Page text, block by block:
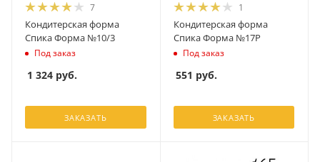
7
Кондитерская форма
Спика Форма №10/3
Под заказ
1 324 руб.
ЗАКАЗАТЬ
1
Кондитерская форма
Спика Форма №17Р
Под заказ
551 руб.
ЗАКАЗАТЬ